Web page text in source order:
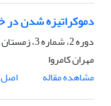
دموکراتیزه شدن در
دوره 2، شماره 3، زمستان 1384، صفحه
مهران کامروا
مشاهده مقاله
اصل